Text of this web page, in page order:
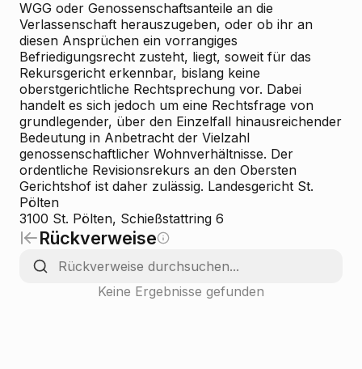
WGG oder Genossenschaftsanteile an die
Verlassenschaft herauszugeben, oder ob ihr an
diesen Ansprüchen ein vorrangiges
Befriedigungsrecht zusteht, liegt, soweit für das
Rekursgericht erkennbar, bislang keine
oberstgerichtliche Rechtsprechung vor. Dabei
handelt es sich jedoch um eine Rechtsfrage von
grundlegender, über den Einzelfall hinausreichender
Bedeutung in Anbetracht der Vielzahl
genossenschaftlicher Wohnverhältnisse. Der
ordentliche Revisionsrekurs an den Obersten
Gerichtshof ist daher zulässig. Landesgericht St.
Pölten
3100 St. Pölten, Schießstattring 6
Rückverweise
Keine Ergebnisse gefunden